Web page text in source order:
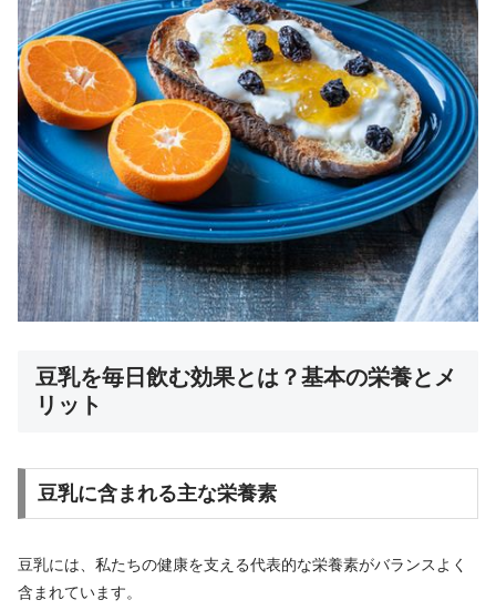
豆乳を毎日飲む効果とは？基本の栄養とメ
リット
豆乳に含まれる主な栄養素
豆乳には、私たちの健康を支える代表的な栄養素がバランスよく
含まれています。